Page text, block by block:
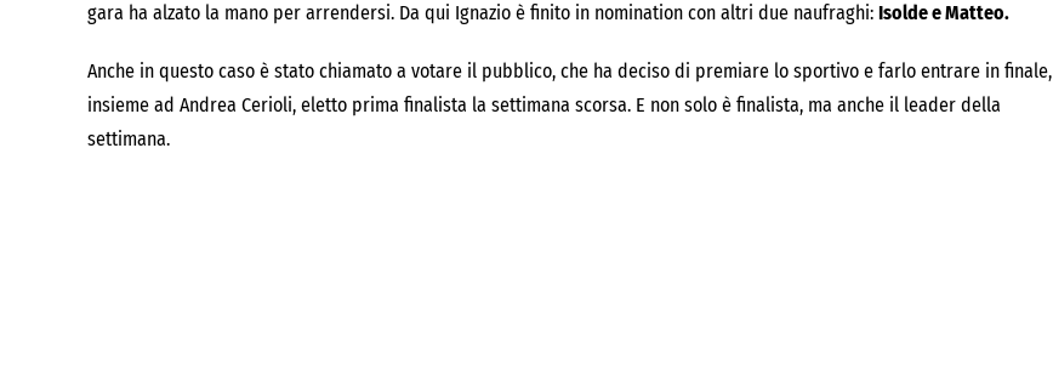
gara ha alzato la mano per arrendersi. Da qui Ignazio è finito in nomination con altri due naufraghi: Isolde e Matteo.
Anche in questo caso è stato chiamato a votare il pubblico, che ha deciso di premiare lo sportivo e farlo entrare in finale,
insieme ad Andrea Cerioli, eletto prima finalista la settimana scorsa. E non solo è finalista, ma anche il leader della
settimana.